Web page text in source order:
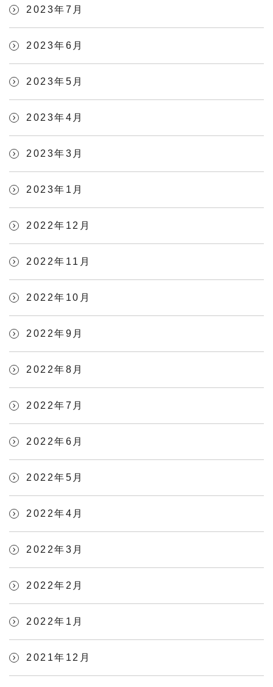
2023年7月
2023年6月
2023年5月
2023年4月
2023年3月
2023年1月
2022年12月
2022年11月
2022年10月
2022年9月
2022年8月
2022年7月
2022年6月
2022年5月
2022年4月
2022年3月
2022年2月
2022年1月
2021年12月